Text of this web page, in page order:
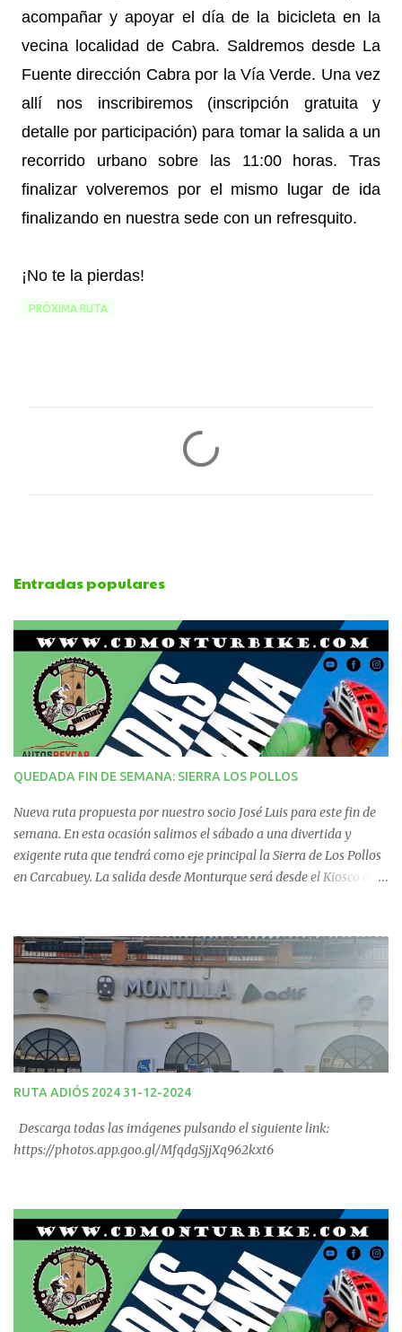
acompañar y apoyar el día de la bicicleta en la
vecina localidad de Cabra. Saldremos desde La
Fuente dirección Cabra por la Vía Verde. Una vez
allí nos inscribiremos (inscripción gratuita y
detalle por participación) para tomar la salida a un
recorrido urbano sobre las 11:00 horas. Tras
finalizar volveremos por el mismo lugar de ida
finalizando en nuestra sede con un refresquito.
¡No te la pierdas!
PRÓXIMA RUTA
t
a
r
i
o
s
Entradas populares
QUEDADA FIN DE SEMANA: SIERRA LOS POLLOS
Nueva ruta propuesta por nuestro socio José Luis para este fin de
semana. En esta ocasión salimos el sábado a una divertida y
exigente ruta que tendrá como eje principal la Sierra de Los Pollos
en Carcabuey. La salida desde Monturque será desde el Kiosco de
Quedadas Fin de Semana 2025.
RUTA ADIÓS 2024 31-12-2024
Descarga todas las imágenes pulsando el siguiente link:
https://photos.app.goo.gl/MfqdgSjjXq962kxt6